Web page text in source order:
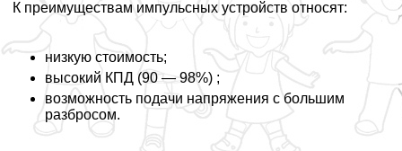
К преимуществам импульсных устройств относят:
низкую стоимость;
высокий КПД (90 — 98%) ;
возможность подачи напряжения с большим
разбросом.